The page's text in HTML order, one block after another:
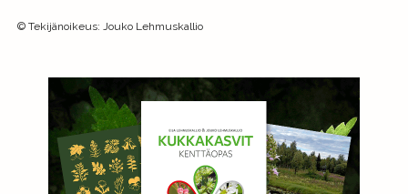
© Tekijänoikeus: Jouko Lehmuskallio